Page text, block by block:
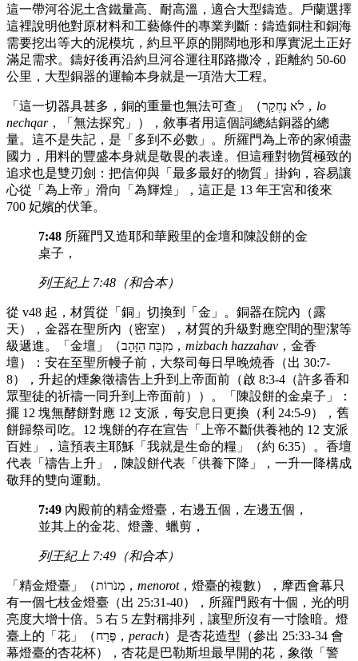
這一帶河谷泥土含鐵量高、耐高溫，適合大型鑄造。戶蘭選擇
這裡說明他對原材料和工藝條件的專業判斷：鑄造銅柱和銅海
需要挖出等大的泥模坑，約旦平原的開闊地形和厚實泥土正好
滿足需求。鑄好後再沿約旦河谷運往耶路撒冷，距離約 50-60
公里，大型銅器的運輸本身就是一項浩大工程。
「這一切器具甚多，銅的重量也無法可查」（לֹא נֶחְקַר， lo
nechqar，「無法探究」），敘事者用這個詞總結銅器的總
量。這不是失記，是「多到不必數」。所羅門為上帝的家傾盡
國力，用料的豐盛本身就是敬畏的表達。但這種對物質極致的
追求也是雙刃劍：把信仰與「最多最好的物質」掛鉤，容易讓
心從「為上帝」滑向「為輝煌」，這正是 13 年王宮和後來
700 妃嬪的伏筆。
7:48 所羅門又造耶和華殿里的金壇和陳設餅的金
桌子，
列王紀上 7:48（和合本）
從 v48 起，材質從「銅」切換到「金」。銅器在院內（露
天），金器在聖所內（密室），材質的升級對應空間的聖潔等
級遞進。「金壇」（מִזְבַּח הַזָּהָב， mizbach hazzahav ，金香
壇）：安在至聖所幔子前，大祭司每日早晚燒香（出 30:7-
8），升起的煙象徵禱告上升到上帝面前（啟 8:3-4（許多香和
眾聖徒的祈禱一同升到上帝面前））。「陳設餅的金桌子」：
擺 12 塊無酵餅對應 12 支派，每安息日更換（利 24:5-9），舊
餅歸祭司吃。12 塊餅的存在宣告「上帝不斷供養祂的 12 支派
百姓」，這預表主耶穌「我就是生命的糧」（約 6:35）。香壇
代表「禱告上升」，陳設餅代表「供養下降」，一升一降構成
敬拜的雙向運動。
7:49 內殿前的精金燈臺，右邊五個，左邊五個，
並其上的金花、燈盞、蠟剪，
列王紀上 7:49（和合本）
「精金燈臺」（מְנֹרוֹת， menorot，燈臺的複數），摩西會幕只
有一個七枝金燈臺（出 25:31-40），所羅門殿有十個，光的明
亮度大增十倍。5 右 5 左對稱排列，讓聖所沒有一寸陰暗。燈
臺上的「花」（פֶּרַח， perach）是杏花造型（參出 25:33-34 會
幕燈臺的杏花杯），杏花是巴勒斯坦最早開的花，象徵「警